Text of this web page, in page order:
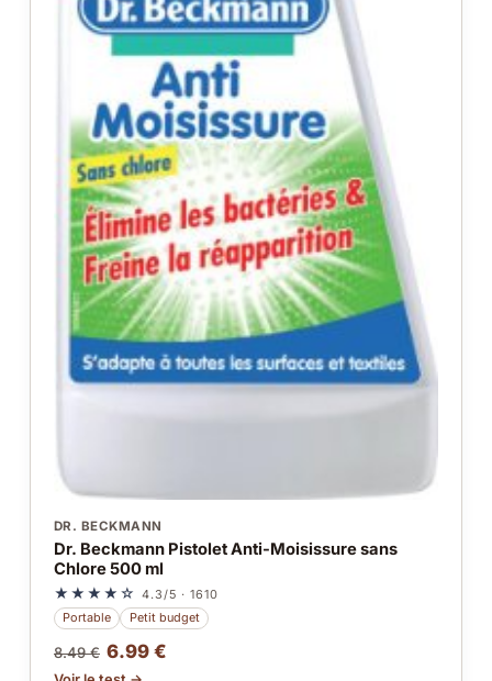
DR. BECKMANN
Dr. Beckmann Pistolet Anti-Moisissure sans
Chlore 500 ml
★★★★☆ 4.3/5 · 1610
Portable
Petit budget
8.49 € 6.99 €